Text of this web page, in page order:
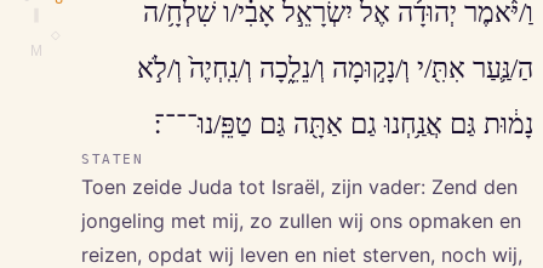
M
וַ/יֹּ֨אמֶר יְהוּדָ֜ה אֶל יִשְׂרָאֵ֣ל אָבִ֗י/ו שִׁלְחָ֥/ה
הַ/נַּ֛עַר אִתִּ֖/י וְ/נָק֣וּמָה וְ/נֵלֵ֑כָה וְ/נִֽחְיֶה֙ וְ/לֹ֣א
נָמ֔וּת גַּם אֲנַ֥חְנוּ גַם אַתָּ֖ה גַּם טַפֵּֽ/נוּ־־־־׃
STATEN
Toen zeide Juda tot Israël, zijn vader: Zend den
jongeling met mij, zo zullen wij ons opmaken en
reizen, opdat wij leven en niet sterven, noch wij,